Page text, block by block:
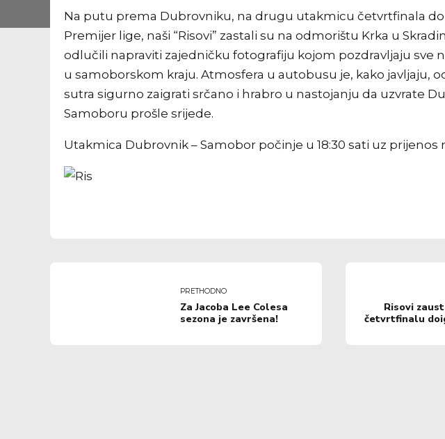
Na putu prema Dubrovniku, na drugu utakmicu četvrtfinala
Premijer lige, naši “Risovi” zastali su na odmorištu Krka u
odlučili napraviti zajedničku fotografiju kojom pozdravljaju sve
u samoborskom kraju. Atmosfera u autobusu je, kako javljaju,
sutra sigurno zaigrati srčano i hrabro u nastojanju da uzvrate
Samoboru prošle srijede.
Utakmica Dubrovnik – Samobor počinje u 18:30 sati uz prijenos
PRETHODNO
Za Jacoba Lee Colesa
sezona je završena!
Risovi
četvrtfinalu